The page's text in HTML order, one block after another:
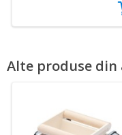
Alte produse din